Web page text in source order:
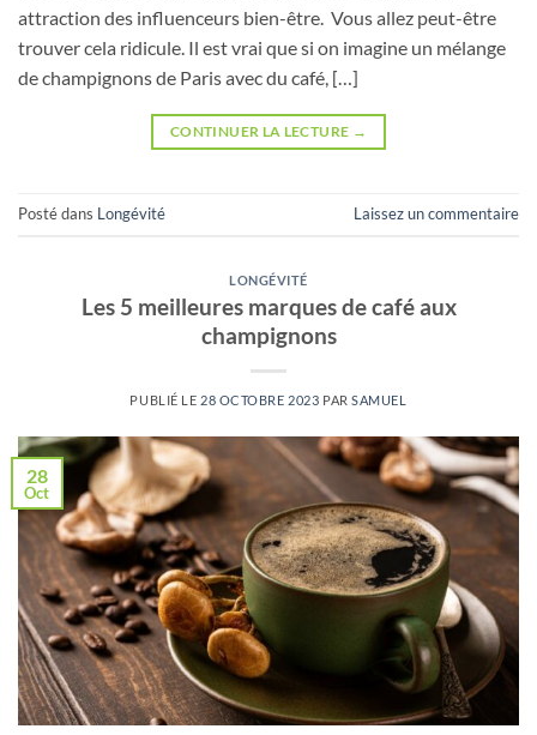
attraction des influenceurs bien-être. Vous allez peut-être
trouver cela ridicule. Il est vrai que si on imagine un mélange
de champignons de Paris avec du café, […]
CONTINUER LA LECTURE →
Posté dans Longévité Laissez un commentaire
LONGÉVITÉ
Les 5 meilleures marques de café aux
champignons
PUBLIÉ LE 28 OCTOBRE 2023 PARSAMUEL
28
Oct